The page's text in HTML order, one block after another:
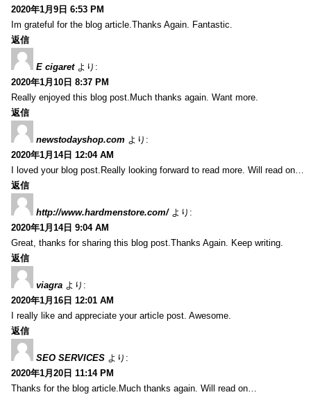
2020年1月9日 6:53 PM
Im grateful for the blog article.Thanks Again. Fantastic.
返信
E cigaret より:
2020年1月10日 8:37 PM
Really enjoyed this blog post.Much thanks again. Want more.
返信
newstodayshop.com より:
2020年1月14日 12:04 AM
I loved your blog post.Really looking forward to read more. Will read on…
返信
http://www.hardmenstore.com/ より:
2020年1月14日 9:04 AM
Great, thanks for sharing this blog post.Thanks Again. Keep writing.
返信
viagra より:
2020年1月16日 12:01 AM
I really like and appreciate your article post. Awesome.
返信
SEO SERVICES より:
2020年1月20日 11:14 PM
Thanks for the blog article.Much thanks again. Will read on…